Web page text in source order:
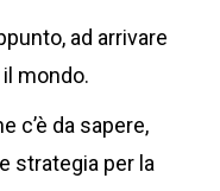
ad arrivare
mondo.
c’è da sapere,
strategia per la